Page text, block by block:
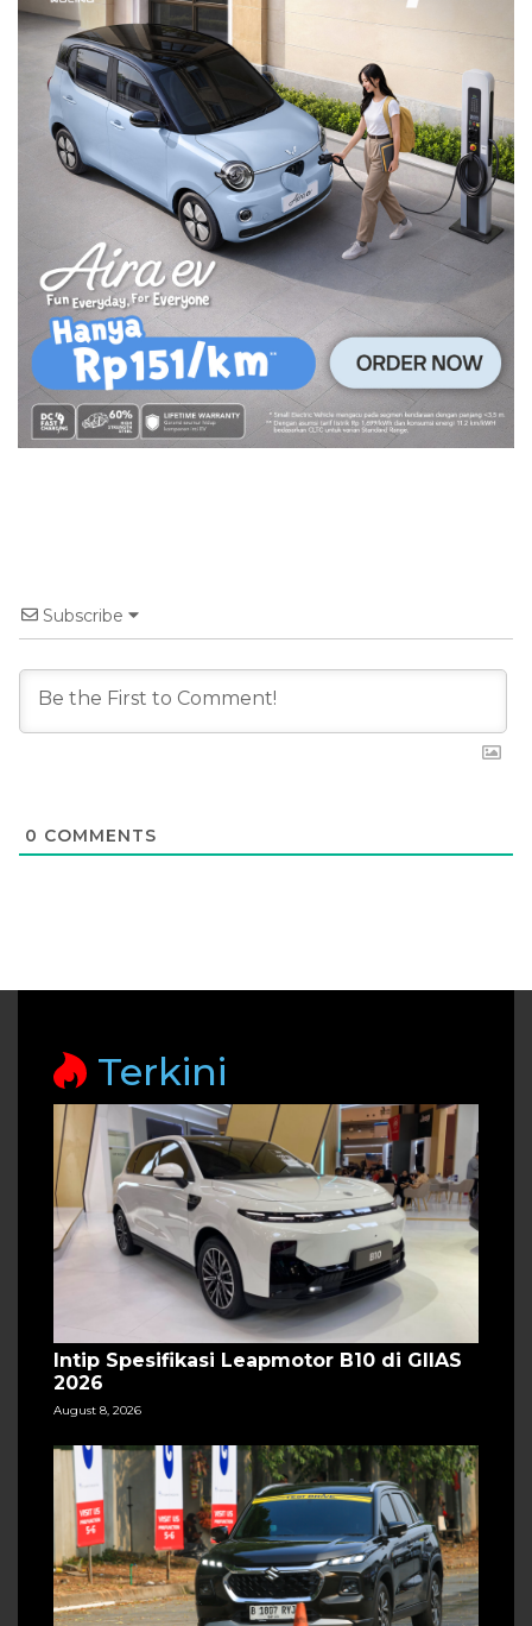
Subscribe
0 COMMENTS
Terkini
Intip Spesifikasi Leapmotor B10 di GIIAS
2026
August 8, 2026